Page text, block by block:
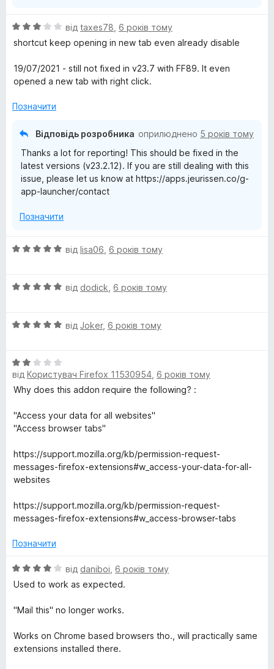
h
o
r
t
c
u
t
s
)
О
ц
н
к
3
від taxes78 6 років тому
shortcut keep opening in new tab even already disable
19/07/2021 - still not fixed in v23.7 with FF89. It even
opened a new tab with right click.
Позначити
Відповідь розробника оприлюднено 5 років тому
Thanks a lot for reporting! This should be fixed in the
latest versions (v23.2.12). If you are still dealing with this
issue, please let us know at https://apps.jeurissen.co/g-
app-launcher/contact
Позначити
О
н
5
від lisa06 6 років тому
О
н
5
з
5
від dodick 6 років тому
О
н
к
а
з
5
від Joker, 6 років тому
О
ц
к
а
з
5
від Користувач Firefox 11530954 6 років тому
Why does this addon require the following? :
"Access your data for all websites"
"Access browser tabs"
https://support.mozilla.org/kb/permission-request-
messages-firefox-extensions#w_access-your-data-for-all-
websites
https://support.mozilla.org/kb/permission-request-
messages-firefox-extensions#w_access-browser-tabs
Позначити
О
ц
н
а
4
від daniboi 6 років тому
Used to work as expected.
"Mail this" no longer works.
Works on Chrome based browsers tho., will practically same
extensions installed there.